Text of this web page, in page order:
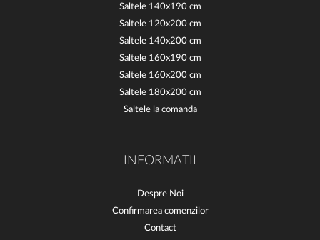
Saltele 140x190 cm
Saltele 120x200 cm
Saltele 140x200 cm
Saltele 160x190 cm
Saltele 160x200 cm
Saltele 180x200 cm
Saltele la comanda
INFORMATII
Despre Noi
Confirmarea comenzilor
Contact